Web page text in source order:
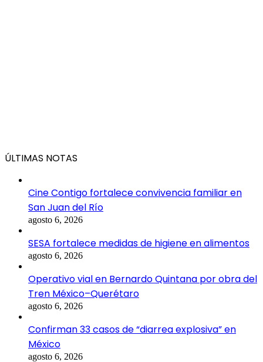
ÚLTIMAS NOTAS
Cine Contigo fortalece convivencia familiar en
San Juan del Río
agosto 6, 2026
SESA fortalece medidas de higiene en alimentos
agosto 6, 2026
Operativo vial en Bernardo Quintana por obra del
Tren México–Querétaro
agosto 6, 2026
Confirman 33 casos de “diarrea explosiva” en
México
agosto 6, 2026